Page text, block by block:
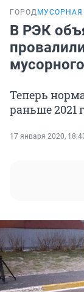
ГОРОД
В РЭК
Теперь
раньше 2021
17 января 2020,